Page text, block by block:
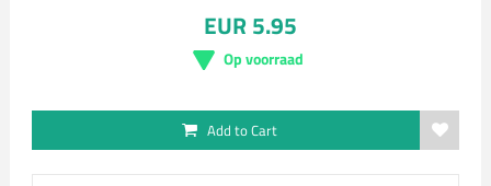
EUR 5.95
Op voorraad
Add to Cart